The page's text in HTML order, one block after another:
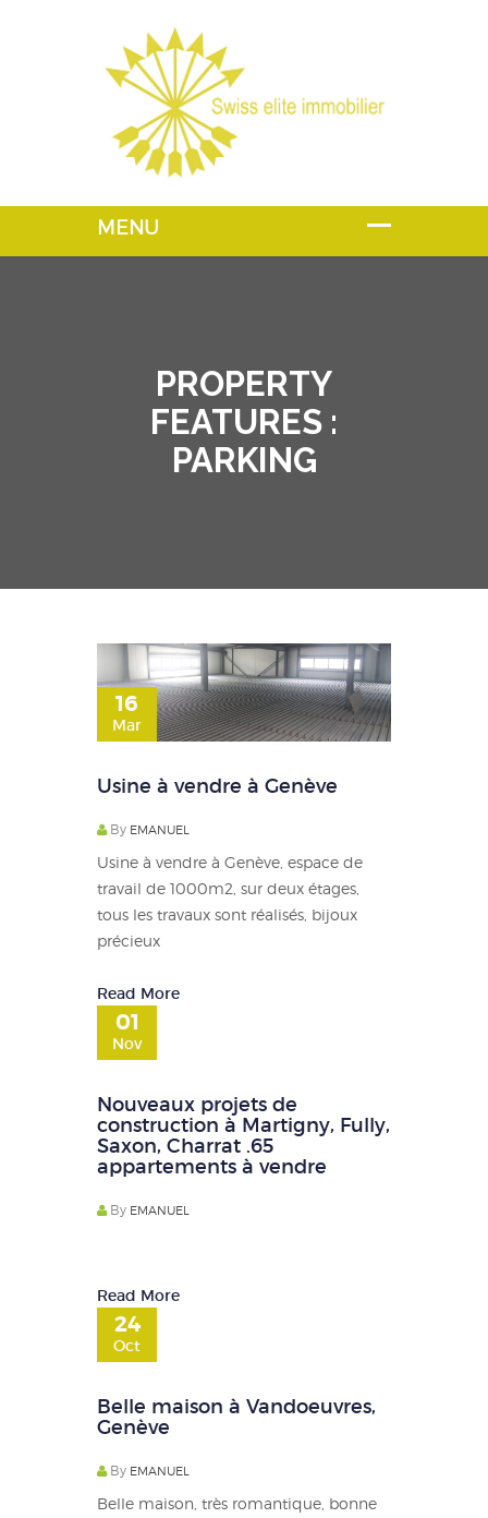
PROPERTY
FEATURES :
PARKING
16
Mar
Usine à vendre à Genève
By EMANUEL
Usine à vendre à Genève, espace de
travail de 1000m2, sur deux étages,
tous les travaux sont réalisés, bijoux
précieux
Read More
01
Nov
Nouveaux projets de
construction à Martigny, Fully,
Saxon, Charrat .65
appartements à vendre
By EMANUEL
Read More
24
Oct
Belle maison à Vandoeuvres,
Genève
By EMANUEL
Belle maison, très romantique, bonne